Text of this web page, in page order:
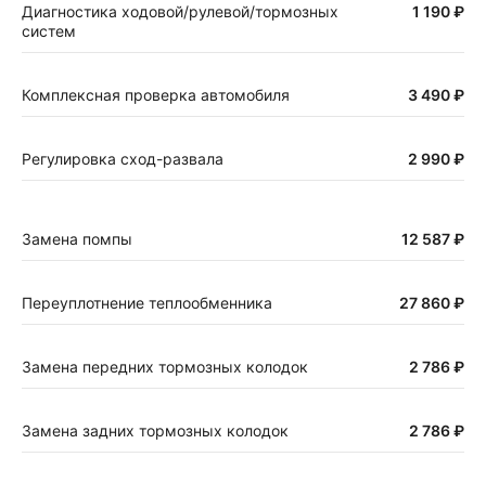
Диагностика ходовой/рулевой/тормозных
систем
1 190 ₽
Комплексная проверка автомобиля 3 490 ₽
Регулировка сход-развала 2 990 ₽
Замена помпы 12 587 ₽
Переуплотнение теплообменника 27 860 ₽
Замена передних тормозных колодок 2 786 ₽
Замена задних тормозных колодок 2 786 ₽